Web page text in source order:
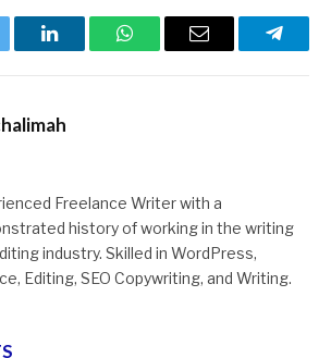
LinkedInWhatsAppEmail
Freelance Writer with a
history of working in the writing
industry. Skilled in WordPress,
Editing, SEO Copywriting, and Writing.